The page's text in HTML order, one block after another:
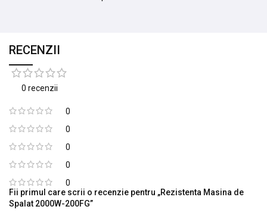
RECENZII
0 recenzii
0
0
0
0
0
Fii primul care scrii o recenzie pentru „Rezistenta Masina de
Spalat 2000W-200FG”